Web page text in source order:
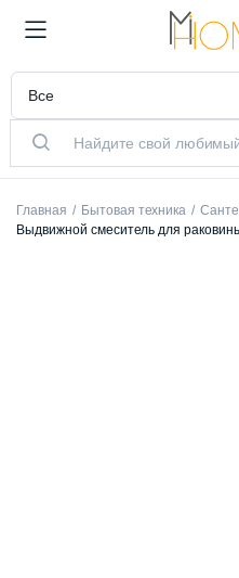
Главная Бытовая техника
Выдвижной смеситель для